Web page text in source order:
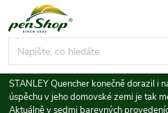
na
obsah
STANLEY Quencher konečně dorazil i
úspěchu v jeho domovské zemi je tak
Aktuálně v sedmi barevných